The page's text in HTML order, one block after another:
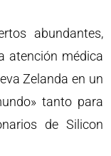
abundantes,
atención médica
Zelanda en un
tanto para
de Silicon